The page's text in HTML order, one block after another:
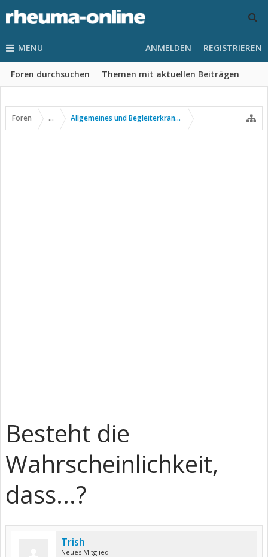
MENU
Foren durchsuchen Themen mit aktuellen Beiträgen
ANMELDEN REGISTRIEREN
Foren ... Allgemeines und Begleiterkrankungen
Besteht die
Wahrscheinlichkeit,
dass...?
Trish
Neues Mitglied